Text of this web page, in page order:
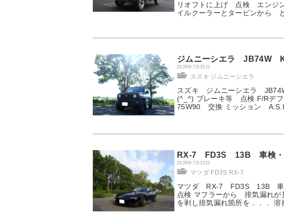
リオフトに上げ 点検 エンジ
イルクーラーとタービンから
ジムニーシエラ JB74W
2026年7月25日
スズキ ジムニーシエラ
スズキ ジムニーシエラ
(^_^) ブレーキ等 点検 F/R
75W90 交換 ミッション
RX-7 FD3S 13B 車検・
2026年7月23日
マツダ FD3S RX-7
マツダ RX-7 FD3S 13B 車
点検 マフラーから 排気漏れ
を剥し排気漏れ箇所を．．．